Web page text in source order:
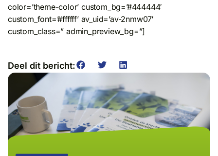
color=’theme-color’ custom_bg=’#444444′
custom_font=’#ffffff’ av_uid=’av-2nmw07′
custom_class=” admin_preview_bg=”]
Deel dit bericht: